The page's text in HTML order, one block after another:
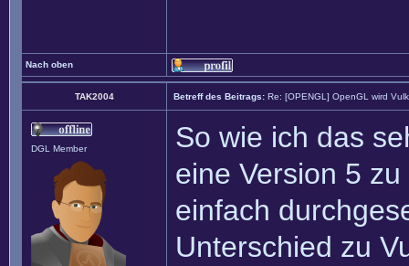
Nach oben
TAK2004 Betreff des Beitrags: Re: [OPENGL] OpenGL wird
DGL Member
So wie ich das
eine Version 5
einfach
Unterschied zu